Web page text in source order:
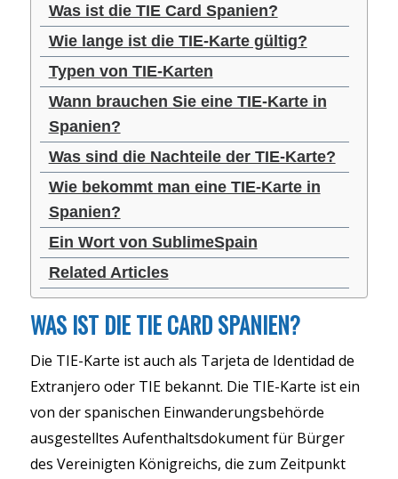
Was ist die TIE Card Spanien?
Wie lange ist die TIE-Karte gültig?
Typen von TIE-Karten
Wann brauchen Sie eine TIE-Karte in
Spanien?
Was sind die Nachteile der TIE-Karte?
Wie bekommt man eine TIE-Karte in
Spanien?
Ein Wort von SublimeSpain
Related Articles
WAS IST DIE TIE CARD SPANIEN?
Die TIE-Karte ist auch als Tarjeta de Identidad de
Extranjero oder TIE bekannt. Die TIE-Karte ist ein
von der spanischen Einwanderungsbehörde
ausgestelltes Aufenthaltsdokument für Bürger
des Vereinigten Königreichs, die zum Zeitpunkt